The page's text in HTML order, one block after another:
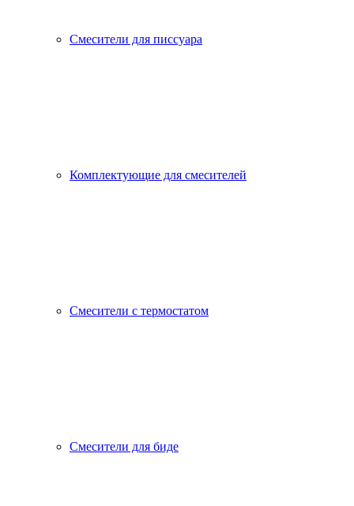
Смесители для писсуара
Комплектующие для смесителей
Смесители с термостатом
Смесители для биде